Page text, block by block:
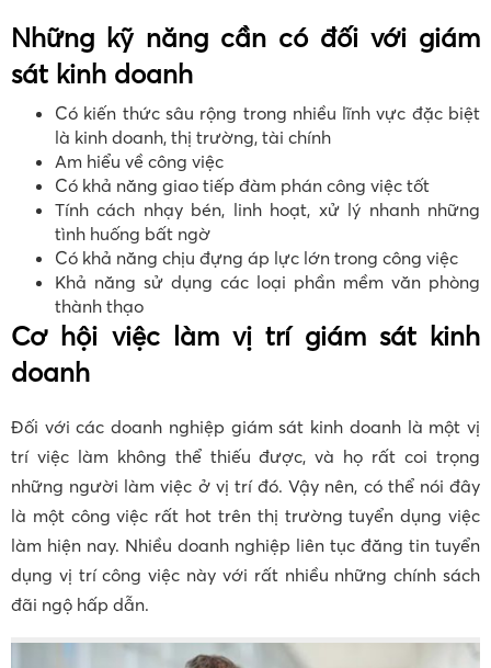
Những kỹ năng cần có đối với giám
sát kinh doanh
Có kiến thức sâu rộng trong nhiều lĩnh vực đặc biệt
là kinh doanh, thị trường, tài chính
Am hiểu về công việc
Có khả năng giao tiếp đàm phán công việc tốt
Tính cách nhạy bén, linh hoạt, xử lý nhanh những
tình huống bất ngờ
Có khả năng chịu đựng áp lực lớn trong công việc
Khả năng sử dụng các loại phần mềm văn phòng
thành thạo
Cơ hội việc làm vị trí giám sát kinh
doanh
Đối với các doanh nghiệp giám sát kinh doanh là một vị
trí việc làm không thể thiếu được, và họ rất coi trọng
những người làm việc ở vị trí đó. Vậy nên, có thể nói đây
là một công việc rất hot trên thị trường tuyển dụng việc
làm hiện nay. Nhiều doanh nghiệp liên tục đăng tin tuyển
dụng vị trí công việc này với rất nhiều những chính sách
đãi ngộ hấp dẫn.